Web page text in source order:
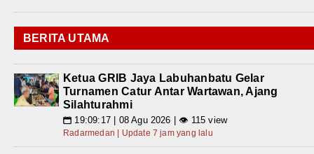
BERITA UTAMA
Ketua GRIB Jaya Labuhanbatu Gelar
Turnamen Catur Antar Wartawan, Ajang
Silahturahmi
📅 19:09:17 | 08 Agu 2026 | 👁 115 view
Radarmedan | Update 7 jam yang lalu